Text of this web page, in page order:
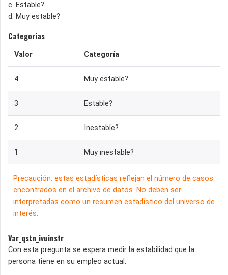
c. Estable?
d. Muy estable?
Categorías
Valor Categoría
4 Muy estable?
3 Estable?
2 Inestable?
1 Muy inestable?
Precaución: estas estadísticas reflejan el número de casos
encontrados en el archivo de datos. No deben ser
interpretadas como un resumen estadístico del universo de
interés.
Var_qstn_ivuinstr
Con esta pregunta se espera medir la estabilidad que la
persona tiene en su empleo actual.